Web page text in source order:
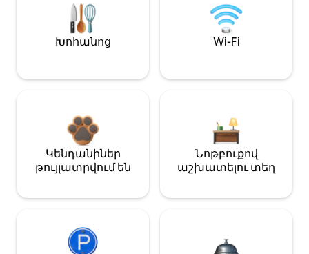
Խոհանոց Wi-Fi
Կենդանիներ
թույլատրվում են
Նոթբուքով
աշխատելու տեղ